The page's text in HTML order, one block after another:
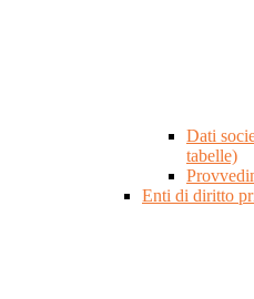
Dati
tabelle)
Enti di diritto